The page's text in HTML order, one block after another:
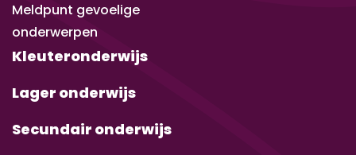
Meldpunt gevoelige
onderwerpen
Kleuteronderwijs
Lager onderwijs
Secundair onderwijs